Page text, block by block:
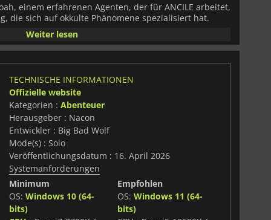
einem erfahrenen Agenten, der für ANCILE arbeitet,
die sich auf okkulte Phänomene spezialisiert hat.
Key
erkundest du unheimliche
vergessene Ruinen. Jeder Ort ist voller
und beunruhigender Anomalien, die nach und
die unter den Wellen schlummern.
Stadt R’lyeh, einen Ort, an dem Zeit und
Kräfte verbiegen. Jede Entscheidung zählt, und
der Geschichte. Während die Spannung steigt,
konfrontiert und entwirrst eine erschreckende
menschlichen Verständnisses auf die Probe stellt.
ein psychologisches Erlebnis wie kein anderes. Von
der Tiefseeanlagen bis hin zu den verwirrenden
dieses Spiel die Spieler heraus, sich dem
Dunkelheit zu überleben, die darunter liegt.
Weiter lesen
TECHNISCHE INFORMATIONEN
Offizielle website
Kategorien : Abenteuer
Herausgeber : Nacon
Entwickler : Big Bad Wolf
Mode(s) : Solo
Veröffentlichungsdatum : 16. April 2026
Systemanforderungen
Minimum
OS: Windows 10 (64-
bits)
Empfohlen
OS:Windows 11 (64-
bits)